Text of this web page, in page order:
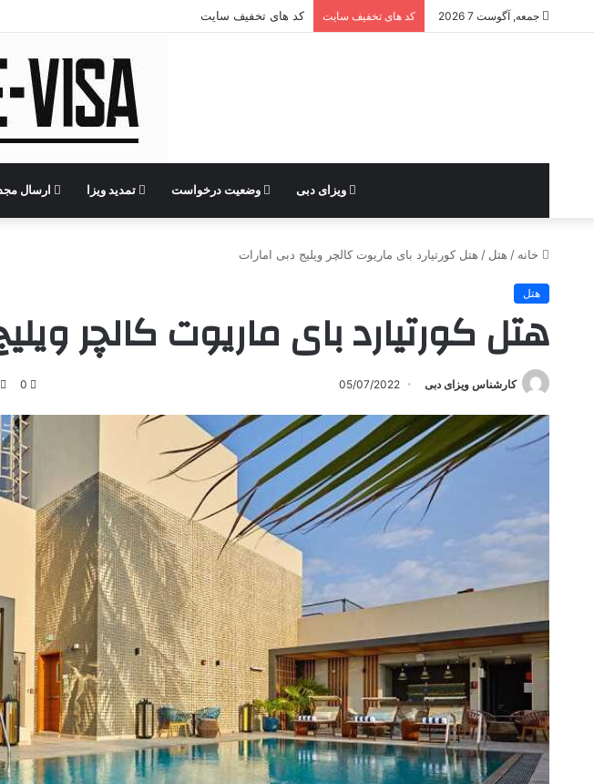
جمعه, آگوست 7 2026 کد های تخفیف سایت کد های تخفیف سایت
ویزای دبی وضعیت درخواست تمدید ویزا ارسال
خانه / هتل / هتل کورتیارد بای ماریوت کالچر ویلیج دبی امارات
هتل
هتل کورتیارد بای ماریوت کالچر
کارشناس ویزای دبی 05/07/2022
0